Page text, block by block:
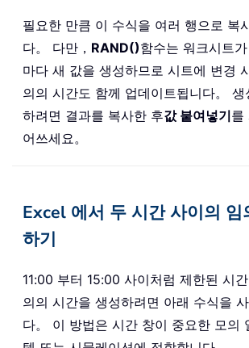
필요한 만큼 이 수식을 여러 행으로 복
다。 다만， RAND()함수는 워크시트
마다 새 값을 생성하므로 시트에 변경
의의 시간도 함께 업데이트됩니다。
하려면 결과를 복사한 후값 붙여넣기를
어쓰세요。
Excel 에서 두 시간 사이의 임
하기
11:00 부터 15:00 사이처럼 제한된 시
의의 시간을 생성하려면 아래 수식을
다。 이 방법은 시간 창이 중요한 모의